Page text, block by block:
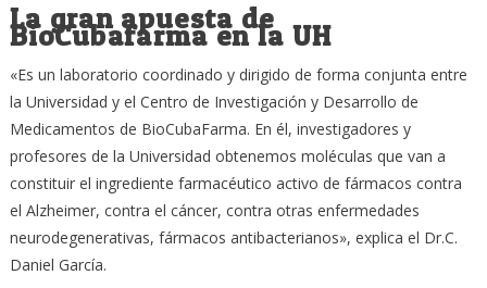
La gran apuesta de
BioCubafarma en la UH
«Es un laboratorio coordinado y dirigido de forma conjunta entre
la Universidad y el Centro de Investigación y Desarrollo de
Medicamentos de BioCubaFarma. En él, investigadores y
profesores de la Universidad obtenemos moléculas que van a
constituir el ingrediente farmacéutico activo de fármacos contra
el Alzheimer, contra el cáncer, contra otras enfermedades
neurodegenerativas, fármacos antibacterianos», explica el Dr.C.
Daniel García.